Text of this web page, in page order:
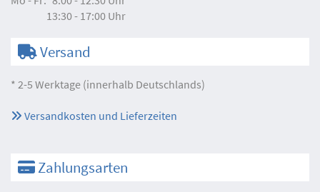
13:30 - 17:00 Uhr
Versand
* 2-5 Werktage (innerhalb Deutschlands)
Versandkosten und Lieferzeiten
Zahlungsarten